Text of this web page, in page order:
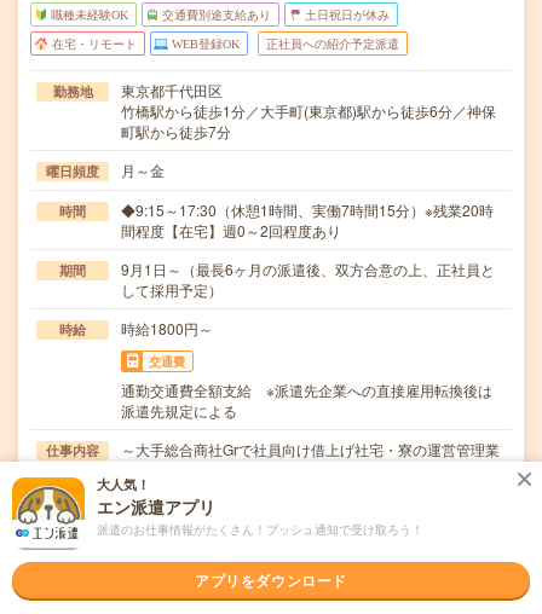
職種未経験OK 交通費別途支給あり 土日祝日が休み
在宅・リモート WEB登録OK 正社員への紹介予定派遣
勤務地
東京都千代田区
竹橋駅から徒歩1分／大手町(東京都)駅から徒歩6分／神保
町駅から徒歩7分
曜日頻度 月～金
時間
◆9:15～17:30（休憩1時間、実働7時間15分）※残業20時
間程度【在宅】週0～2回程度あり
期間
9月1日～（最長6ヶ月の派遣後、双方合意の上、正社員と
して採用予定）
時給 時給1800円～
交通費
通勤交通費全額支給 ※派遣先企業への直接雇用転換後は
派遣先規定による
仕事内容
～大手総合商社Grで社員向け借上げ社宅・寮の運営管理業
応募資格
職種未経験OK / 英語力不要
◆営業経験（建設・不動産・リフォーム業界経験尚可）◆
職場の雰囲気
大人気！
エン派遣アプリ
派遣のお仕事情報がたくさん！プッシュ通知で受け取ろう！
アプリをダウンロード